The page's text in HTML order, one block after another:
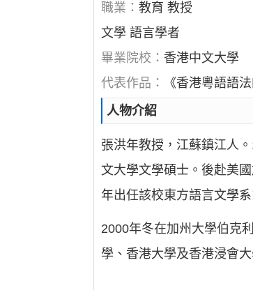
職業：教育 教授
文學 語言學者
畢業院校： 香港中文大學
代表作品：
《香港粵語語
人物介紹
張洪年教授，江蘇鎮江人
文大學文學碩士。後赴美
年出任該校東方語言文學系
2000年冬在加州大學伯克
學、香港大學及香港浸會